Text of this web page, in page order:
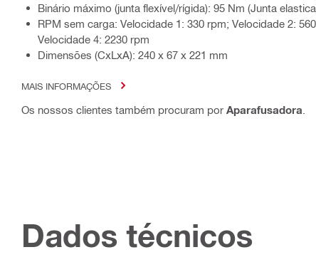
Binário máximo (junta flexível/rígida): 95 Nm (Junta
RPM sem carga: Velocidade 1: 330 rpm; Velocidade 2:
Velocidade 4: 2230 rpm
Dimensões (CxLxA): 240 x 67 x 221 mm
MAIS INFORMAÇÕES
Os nossos clientes também procuram por Aparafusadora
Dados técnicos